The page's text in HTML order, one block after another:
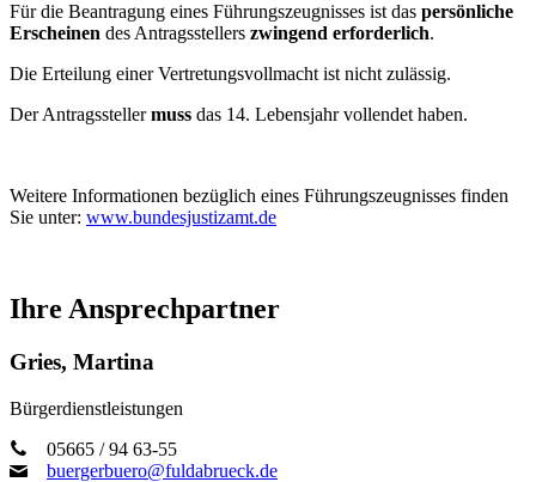
Für die Beantragung eines Führungszeugnisses ist das persönliche
Erscheinen des Antragsstellers zwingend erforderlich.
Die Erteilung einer Vertretungsvollmacht ist nicht zulässig.
Der Antragsstellermuss das 14. Lebensjahr vollendet haben.
Weitere Informationen bezüglich eines Führungszeugnisses finden
Sie unter: www.bundesjustizamt.de
Ihre Ansprechpartner
Gries, Martina
Bürgerdienstleistungen
05665 / 94 63-55
buergerbuero@fuldabrueck.de